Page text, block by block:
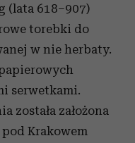
(lata 618–907)
torebki do
w nie herbaty.
serwetkami.
została założona
Krakowem